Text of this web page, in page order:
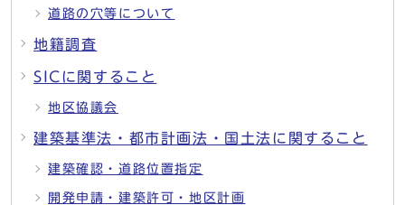
道路の穴等について
地籍調査
SICに関すること
地区協議会
建築基準法・都市計画法・国土法に関すること
建築確認・道路位置指定
開発申請・建築許可・地区計画